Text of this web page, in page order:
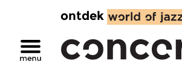
ontdek